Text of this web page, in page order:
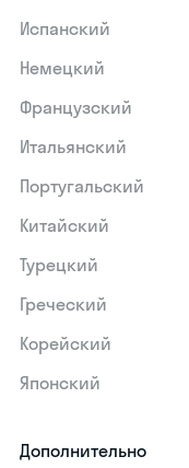
Испанский
Немецкий
Французский
Итальянский
Португальский
Китайский
Турецкий
Греческий
Корейский
Японский
Дополнительно